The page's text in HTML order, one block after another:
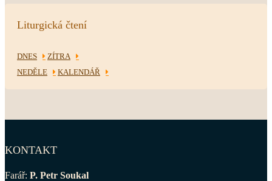
Liturgická čtení
DNES
ZÍTRA
NEDĚLE
KALENDÁŘ
KONTAKT
Farář: P. Petr Soukal